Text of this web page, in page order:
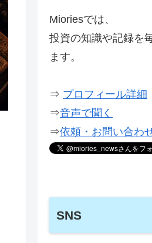
Mioriesでは、
投資の知識や記録を
ます。
⇒ プロフィール詳細
⇒音声で聞く
⇒依頼・お問い合わ
SNS